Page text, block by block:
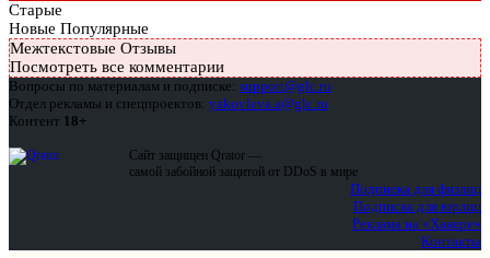
Старые
Новые Популярные
Межтекстовые Отзывы
Посмотреть все комментарии
Вопросы по материалам и подписке: support@glc.ru
Отдел рекламы и спецпроектов: yakovleva.a@glc.ru
Контент 18+
Сайт защищен Qrator —
самой забойной защитой от DDoS в мире
Подписка для физлиц
Подписка для юрлиц
Реклама на «Хакере»
Контакты